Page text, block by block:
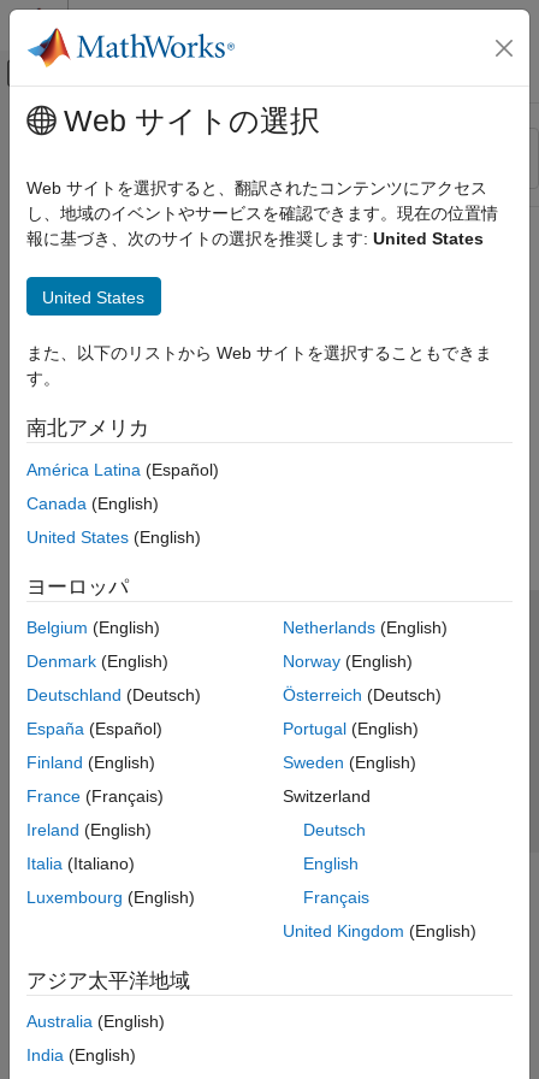
コンテンツへスキップ
オフキャンバス ナビゲーション メ
リソース
ステータス
メインコンテンツ
Web サイトの選択
Web サイトを選択すると、翻訳されたコンテンツにアクセス
し、地域のイベントやサービスを確認できます。現在の位置情
報に基づき、次のサイトの選択を推奨します: United States
United States
また、以下のリストから Web サイトを選択することもできま
す。
南北アメリカ
América Latina (Español)
Canada (English)
United States (English)
ヨーロッパ
Belgium (English)
Denmark (English)
Deutschland (Deutsch)
España (Español)
Finland (English)
France (Français)
Ireland (English)
Italia (Italiano)
Luxembourg (English)
Netherlands(English)
Norway(English)
Österreich (Deutsch)
Portugal(English)
Sweden (English)
Switzerland
Deutsch
English
Français
United Kingdom (English)
アジア太平洋地域
Australia (English)
India (English)
トラストセンター
プライバシー ポリシー
違法コピー防止
アプリケーション ステータス
© 1994-2026 The MathWorks, Inc.